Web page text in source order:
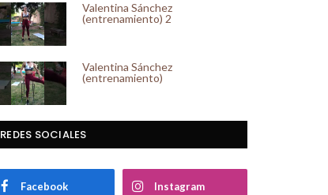
Valentina Sánchez
(entrenamiento) 2
Valentina Sánchez
(entrenamiento)
REDES SOCIALES
Facebook Instagram